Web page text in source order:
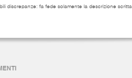
discrepanze: fa fede solamente la descrizione scritta.